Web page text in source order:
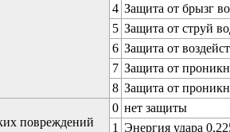
4 Защита от брызг
5 Защита от струй
6 Защита от
7 Защита от
8 Защита от
повреждений
0 нет защиты
1 Энергия удара